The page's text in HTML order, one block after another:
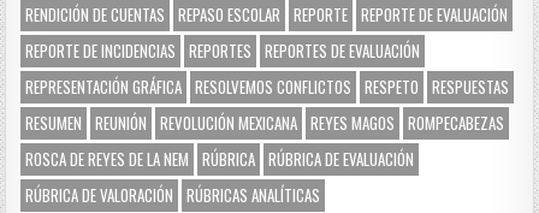
RENDICIÓN DE CUENTAS
REPASO ESCOLAR REPORTE REPORTE DE EVALUACIÓN
REPORTE DE INCIDENCIAS
REPORTES
REPORTES DE EVALUACIÓN
REPRESENTACIÓN GRÁFICA RESOLVEMOS CONFLICTOS RESPETO
RESPUESTAS
RESUMEN
REUNIÓN REVOLUCIÓN MEXICANA REYES MAGOS
ROMPECABEZAS
ROSCA DE REYES DE LA NEM
RÚBRICA RÚBRICA DE EVALUACIÓN
RÚBRICA DE VALORACIÓN
RÚBRICAS ANALÍTICAS